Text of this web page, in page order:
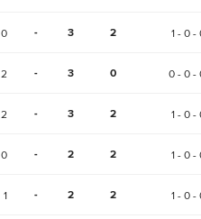
0 - 3 2 1 - 0 -
2 - 3 0 0 - 0 -
2 - 3 2 1 - 0 -
0 - 2 2 1 - 0 -
1 - 2 2 1 - 0 -